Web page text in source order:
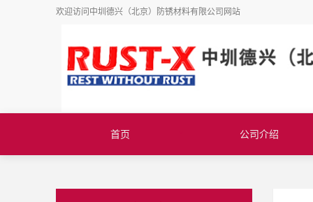
欢迎访问 中圳德兴（北京）防锈材料有限公司 网站
首页 公司介绍